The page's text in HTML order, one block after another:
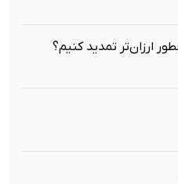
ارزان‌تر تمدید کنیم؟